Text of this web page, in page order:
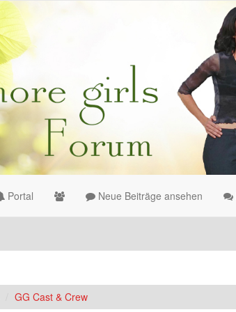
Portal Neue Beiträge ansehen
GG Cast & Crew